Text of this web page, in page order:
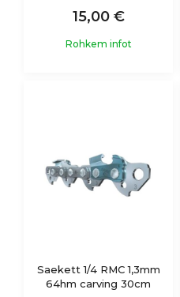
15,00 €
Rohkem infot
Saekett 1/4 RMC 1,3mm
64hm carving 30cm